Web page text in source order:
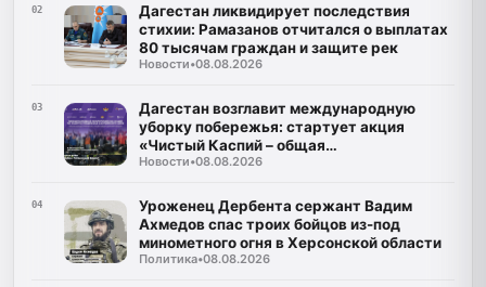
02
Дагестан ликвидирует последствия
стихии: Рамазанов отчитался о выплатах
80 тысячам граждан и защите рек
Новости•08.08.2026
03
Дагестан возглавит международную
уборку побережья: стартует акция
«Чистый Каспий – общая
ответственность»
Новости•08.08.2026
04
Уроженец Дербента сержант Вадим
Ахмедов спас троих бойцов из-под
минометного огня в Херсонской области
Политика•08.08.2026